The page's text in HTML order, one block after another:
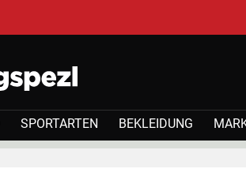
SPORTARTEN BEKLEIDUNG